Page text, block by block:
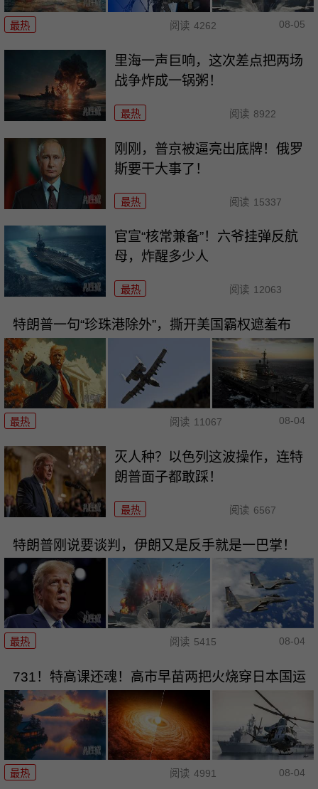
最热 阅读 4262 08-05
里海一声巨响，这次差点把两场
战争炸成一锅粥！
最热 阅读 8922
刚刚，普京被逼亮出底牌！俄罗
斯要干大事了！
最热 阅读 15337
官宣“核常兼备”！六爷挂弹反航
母，炸醒多少人
最热 阅读 12063
特朗普一句“珍珠港除外”，撕开美国霸权遮羞布
最热 阅读 11067 08-04
灭人种？以色列这波操作，连特
朗普面子都敢踩！
最热 阅读 6567
特朗普刚说要谈判，伊朗又是反手就是一巴掌！
最热 阅读 5415 08-04
731！特高课还魂！高市早苗两把火烧穿日本国运
最热 阅读 4991 08-04